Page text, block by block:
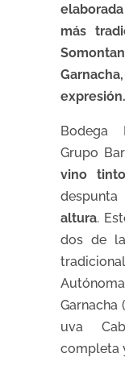
más
expresión.
Bodega
Grupo
vino
altura.
dos de
Garnacha
uva
completa